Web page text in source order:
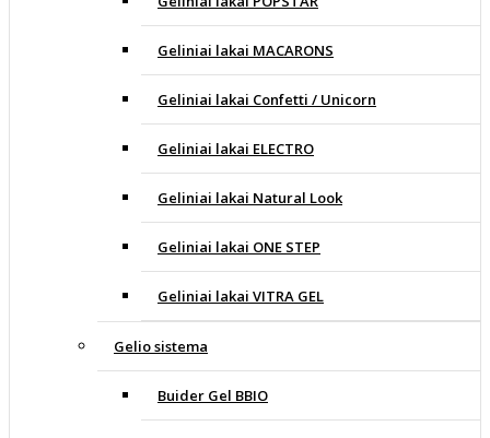
Geliniai lakai MACARONS
Geliniai lakai Confetti / Unicorn
Geliniai lakai ELECTRO
Geliniai lakai Natural Look
Geliniai lakai ONE STEP
Geliniai lakai VITRA GEL
Gelio sistema
Buider Gel BBIO